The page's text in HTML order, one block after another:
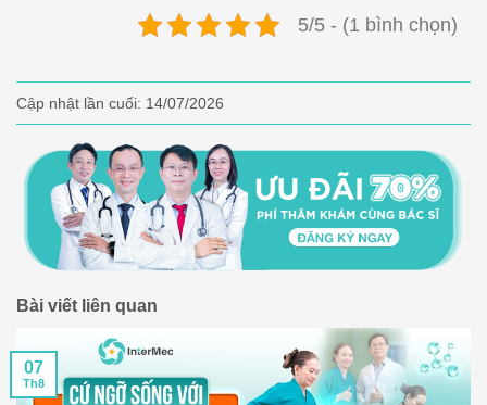
5/5 - (1 bình chọn)
Cập nhật lần cuối: 14/07/2026
Bài viết liên quan
07
Th8